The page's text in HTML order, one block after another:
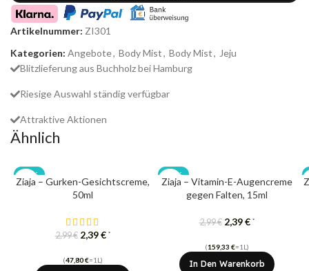
Artikelnummer: ZI301
Kategorien: Angebote, Body Mist, Body Mist, Jeju
Blitzlieferung aus Buchholz bei Hamburg
Riesige Auswahl ständig verfügbar
Attraktive Aktionen
Ähnlich
-20%
Ziaja – Gurken-Gesichtscreme,
50ml
2,99€ 2,39€ *
(47,80€=1L)
-20%
Ziaja – Vitamin-E-Augencreme
gegen Falten, 15ml
2,99€ 2,39€ *
(159,33 €=1L)
In Den Warenkorb